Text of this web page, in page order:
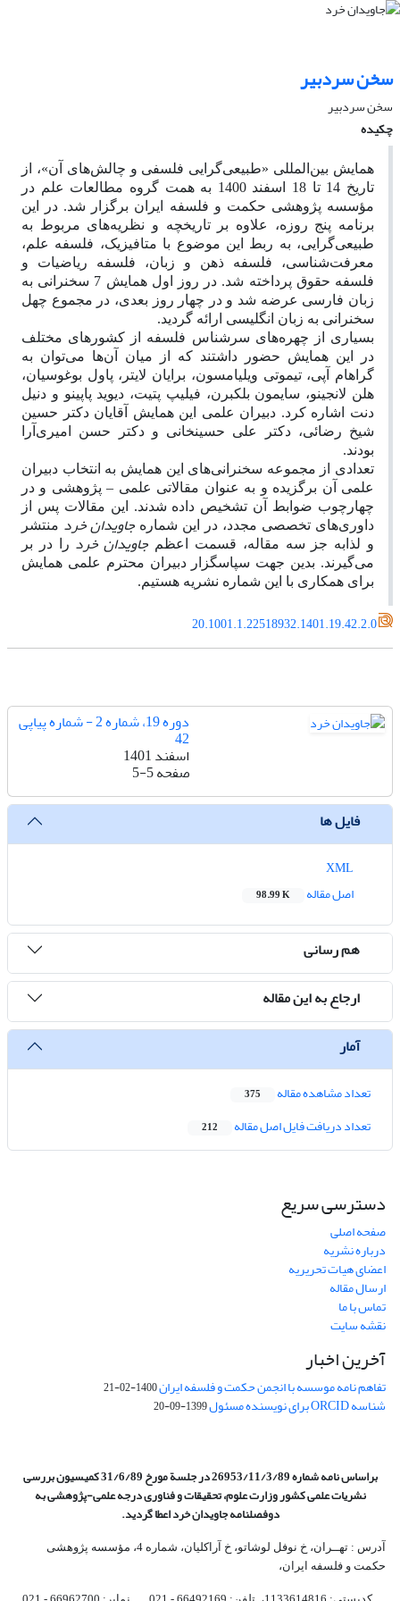
سخن سردبیر
سخن سردبیر
چکیده
همایش بین‌المللی «طبیعی‌گرایی فلسفی و چالش‌های آن»، از
تاریخ 14 تا 18 اسفند 1400 به همت گروه مطالعات علم در
مؤسسه پژوهشی حکمت و فلسفه ایران برگزار شد. در این
برنامه پنج روزه، علاوه بر تاریخچه و نظریه‌های مربوط به
طبیعی‌گرایی، به ربط این موضوع با متافیزیک، فلسفه علم،
معرفت‌شناسی، فلسفه ذهن و زبان، فلسفه ریاضیات و
فلسفه حقوق پرداخته شد. در روز اول همایش 7 سخنرانی به
زبان فارسی عرضه شد و در چهار روز بعدی، در مجموع چهل
سخنرانی به زبان انگلیسی ارائه گردید.
بسیاری از چهره‌های سرشناس فلسفه از کشورهای مختلف
در این همایش حضور داشتند که از میان آن‌ها می‌توان به
گراهام آپی، تیموتی ویلیامسون، برایان لایتر، پاول بوغوسیان،
هلن لانجینو، سایمون بلکبرن، فیلیپ پتیت، دیوید پاپینو و دنیل
دنت اشاره کرد. دبیران علمی این همایش آقایان دکتر حسین
شیخ رضائی، دکتر علی حسینخانی و دکتر حسن امیری‌آرا
بودند.
تعدادی از مجموعه سخنرانی‌های این همایش به انتخاب دبیران
علمی آن برگزیده و به عنوان مقالاتی علمی –پژوهشی و در
چهارچوب ضوابط آن تشخیص داده شدند. این مقالات پس از
داوری‌های تخصصی مجدد، در این شماره جاویدان خرد منتشر
و لذابه جز سه مقاله، قسمت اعظم جاویدان خرد را در بر
می‌گیرند. بدین جهت سپاسگزار دبیران محترم علمی همایش
برای همکاری با این شماره نشریه هستیم.
20.1001.1.22518932.1401.19.42.2.0
دوره 19، شماره 2 - شماره پیاپی
42
اسفند 1401
صفحه5-5
فایل ها
اصل مقاله
98.99 K
هم رسانی
ارجاع به این مقاله
آمار
تعداد مشاهده مقاله 375
تعداد دریافت فایل اصل مقاله 212
دسترسی سریع
صفحه اصلی
درباره نشریه
اعضای هیات تحریریه
ارسال مقاله
تماس با ما
نقشه سایت
آخرین اخبار
تفاهم نامه موسسه با انجمن حکمت و فلسفه ایران1400-02-21
شناسه ORCID برای نویسنده مسئول 1399-09-20
براساس نامه شماره 26953/11/3/89 در جلسة مورخ 31/6/89 کمیسیون
بررسی
نشریات علمی کشور وزارت علوم، تحقیقات و فناوری درجه علمی‌-پژوهشیبه
دوفصلنامه جاویدان خرد اعطا گردید.
آدرس : تهــران، خ نوفل لوشاتو، خ آراکلیان، شماره 4،‌ مؤسسه پژوهشی
حکمت و فلسفه ایران،‌